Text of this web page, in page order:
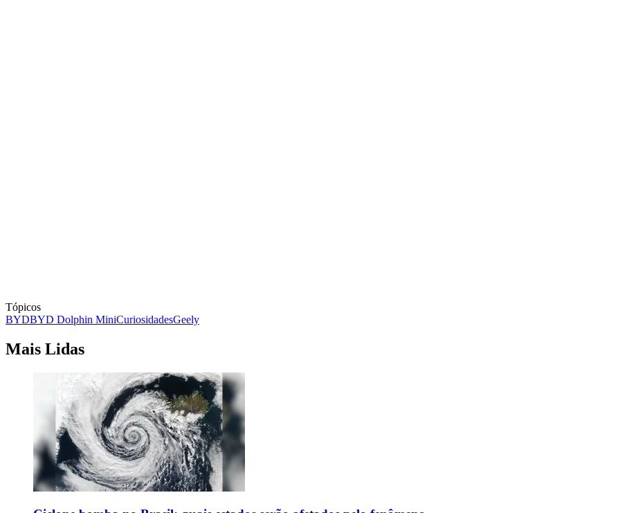
Tópicos
BYDBYD Dolphin MiniCuriosidadesGeely
Mais Lidas